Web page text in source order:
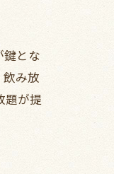
とな
み放
題が提